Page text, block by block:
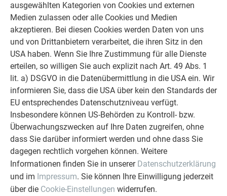
ausgewählten Kategorien von Cookies und externen
Medien zulassen oder alle Cookies und Medien
akzeptieren. Bei diesen Cookies werden Daten von uns
und von Drittanbietern verarbeitet, die ihren Sitz in den
USA haben. Wenn Sie Ihre Zustimmung für alle Dienste
erteilen, so willigen Sie auch explizit nach Art. 49 Abs. 1
lit. a) DSGVO in die Datenübermittlung in die USA ein. Wir
informieren Sie, dass die USA über kein den Standards der
EU entsprechendes Datenschutzniveau verfügt.
Insbesondere können US-Behörden zu Kontroll- bzw.
Überwachungszwecken auf Ihre Daten zugreifen, ohne
dass Sie darüber informiert werden und ohne dass Sie
dagegen rechtlich vorgehen können. Weitere
Informationen finden Sie in unserer Datenschutzerklärung
und im Impressum. Sie können Ihre Einwilligung jederzeit
über die Cookie-Einstellungen widerrufen.
es, jeweils die Besonderheit, den Charakter und die
Schönheit des Projekts zu finden und zu vermitteln“, erzählt
Wolfgang Croce. Für die Interviews und die Textierung war
heuer zum ersten Mal Katharina Riedl und ihre Agentur Image
Angels verantwortlich: „Die Gespräche waren ganz
unterschiedlich und jedes auf seine Art inspirierend. Mit
meinen Texten möchte ich die Herangehensweise und die
Perspektiven der Architekten und Handwerker beschreiben.
Die Harmonie von Text und Bild soll den Charakter des
Objekts und der Menschen dahinter zeigen.“
Der Band „Prefarenzen 2019“ kannhierkostenlos bestellt
werden.
PRESSETEXT